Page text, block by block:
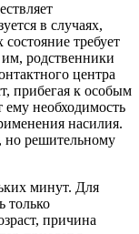
в случаях,
требует
родственники
центра
прибегая к особым
ему необходимость
насилия.
но решительному
минут. Для
только
причина